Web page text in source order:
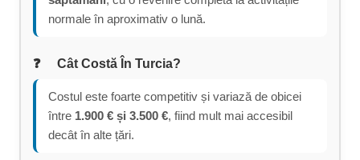
normale în aproximativ o lună.
Cât Costă În Turcia?
Costul este foarte competitiv și variază de obicei
între 1.900 € și 3.500 €, fiind mult mai accesibil
decât în alte țări.